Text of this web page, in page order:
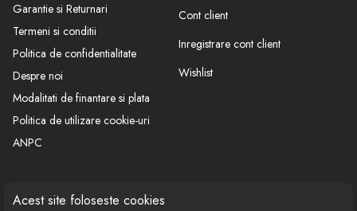
Acest site foloseste cookies
Garantie si Returnari
Termeni si conditii
Politica de confidentialitate
Despre noi
Modalitati de finantare si plata
Politica de utilizare cookie-uri
ANPC
Cont client
Inregistrare cont client
Wishlist
CONTACT